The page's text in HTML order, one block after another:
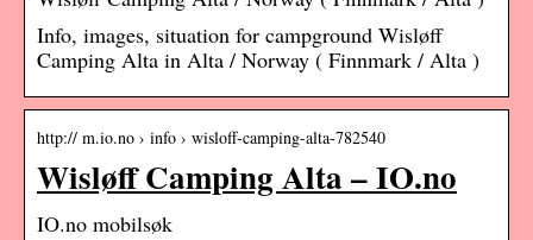
Info, images, situation for campground Wisløff
Camping Alta in Alta / Norway ( Finnmark / Alta )
http:// m.io.no › info › wisloff-camping-alta-782540
Wisløff Camping Alta – IO.no
IO.no mobilsøk